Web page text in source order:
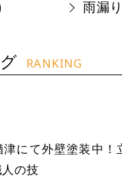
雨漏
RANKING
津にて外壁塗装中！
の技